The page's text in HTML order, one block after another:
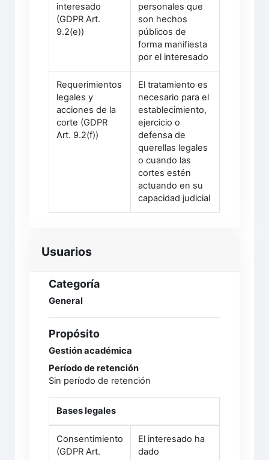
interesado
(GDPR Art.
9.2(e))
personales que
son hechos
públicos de
forma manifiesta
por el interesado
Requerimientos
legales y
acciones de la
corte (GDPR
Art. 9.2(f))
El tratamiento es
necesario para el
establecimiento,
ejercicio o
defensa de
querellas legales
o cuando las
cortes estén
actuando en su
capacidad judicial
Usuarios
Categoría
General
Propósito
Gestión académica
Período de retención
Sin período de retención
Bases legales
Consentimiento
(GDPR Art.
El interesado ha
dado